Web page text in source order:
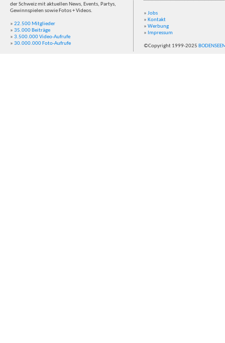
der Schweiz mit aktuellen News, Events, Partys,
Gewinnspielen sowie Fotos + Videos.
» 22.500 Mitglieder
» 35.000 Beiträge
» 3.500.000 Video-Aufrufe
» 30.000.000 Foto-Aufrufe
» Jobs
» Kontakt
» Werbung
» Impressum
©Copyright 1999-2025